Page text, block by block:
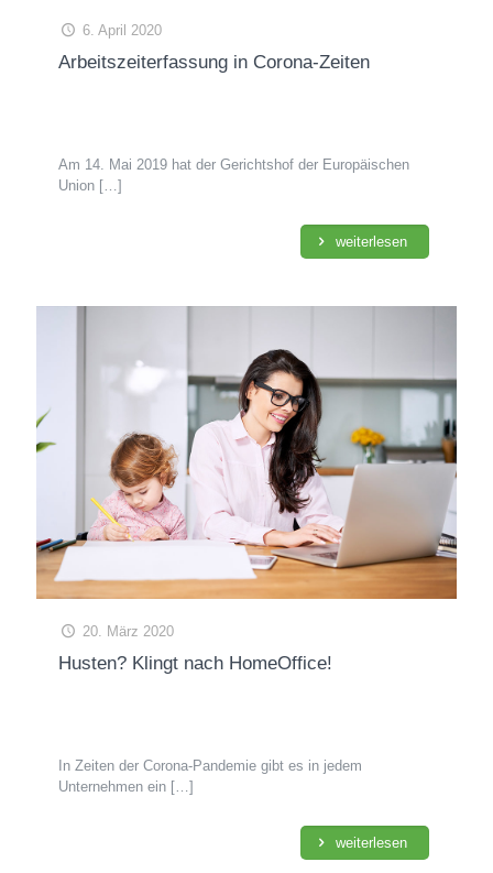
6. April 2020
Arbeitszeiterfassung in Corona-Zeiten
Am 14. Mai 2019 hat der Gerichtshof der Europäischen
Union […]
weiterlesen
20. März 2020
Husten? Klingt nach HomeOffice!
In Zeiten der Corona-Pandemie gibt es in jedem
Unternehmen ein […]
weiterlesen